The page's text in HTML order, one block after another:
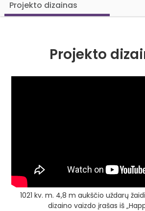
Projekto dizainas
Projekto
1021 kv. m. 4,8 m aukščio uždarų
dizaino vaizdo įrašas iš